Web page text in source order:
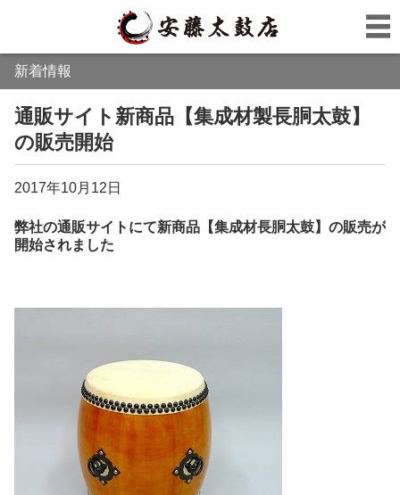
新着情報
通販サイト新商品【集成材製長胴太鼓】
の販売開始
2017年10月12日
弊社の通販サイトにて新商品【集成材長胴太鼓】の販売が
開始されました